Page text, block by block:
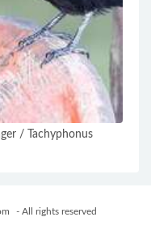
/ Tachyphonus
- All rights reserved